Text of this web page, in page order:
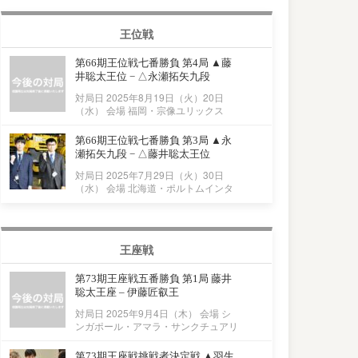
王位戦
第66期王位戦七番勝負 第4局 ▲藤
井聡太王位 − △永瀬拓矢九段
対局日 2025年8月19日（火）20日
（水） 会場 福岡・宗像ユリックス
第66期王位戦七番勝負 第3局 ▲永
瀬拓矢九段 − △藤井聡太王位
対局日 2025年7月29日（火）30日
（水） 会場 北海道・ポルトムインタ
王座戦
第73期王座戦五番勝負 第1局 藤井
聡太王座 – 伊藤匠叡王
対局日 2025年9月4日（木） 会場 シ
ンガポール・アマラ・サンクチュアリ